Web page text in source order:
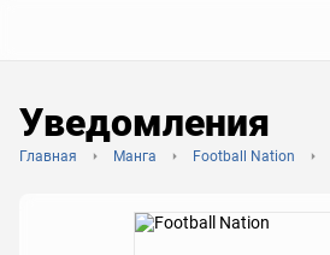
Уведомления
Главная Манга Football Nation